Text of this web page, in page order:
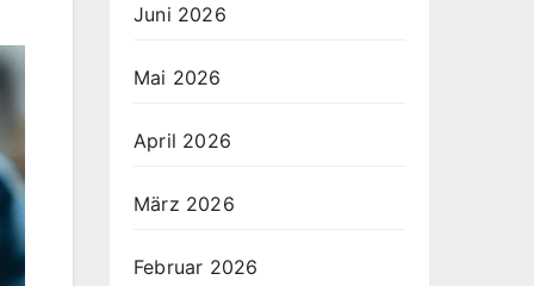
Juni 2026
Mai 2026
April 2026
März 2026
Februar 2026